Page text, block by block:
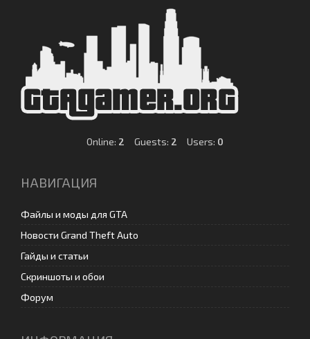
Online: 2 Guests: 2 Users: 0
НАВИГАЦИЯ
Файлы и моды для GTA
Новости Grand Theft Auto
Гайды и статьи
Скриншоты и обои
Форум